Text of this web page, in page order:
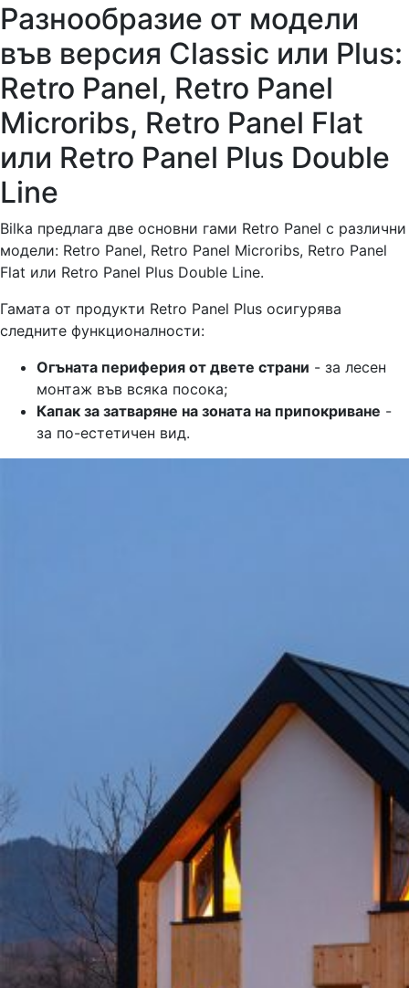
Разнообразие от модели
във версия Classic или Plus:
Retro Panel, Retro Panel
Microribs, Retro Panel Flat
или Retro Panel Plus Double
Line
Bilka предлага две основни гами Retro Panel с различни
модели: Retro Panel, Retro Panel Microribs, Retro Panel
Flat или Retro Panel Plus Double Line.
Гамата от продукти Retro Panel Plus осигурява
следните функционалности:
Огъната периферия от двете страни - за лесен
монтаж във всяка посока;
Капак за затваряне на зоната на припокриване -
за по-естетичен вид.